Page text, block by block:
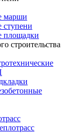
марши
ступени
площадки
строительства